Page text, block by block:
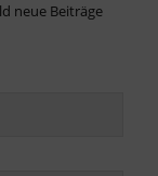
neue Beiträge